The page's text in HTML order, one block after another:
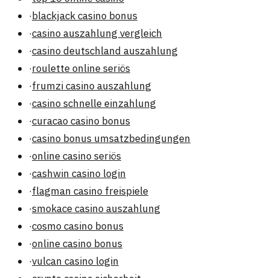
·blackjack casino bonus
·casino auszahlung vergleich
·casino deutschland auszahlung
·roulette online seriös
·frumzi casino auszahlung
·casino schnelle einzahlung
·curacao casino bonus
·casino bonus umsatzbedingungen
·online casino seriös
·cashwin casino login
·flagman casino freispiele
·smokace casino auszahlung
·cosmo casino bonus
·online casino bonus
·vulcan casino login